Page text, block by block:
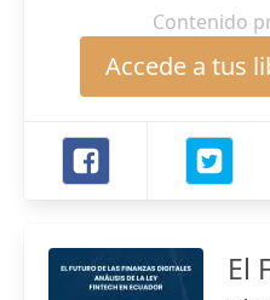
Contenido
Accede a tus
El